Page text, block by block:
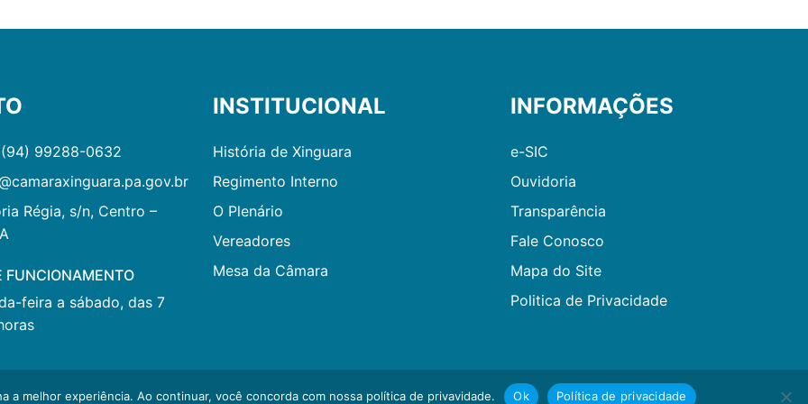
99288-0632
Régia, s/n, Centro –
FUNCIONAMENTO
feira a sábado, das 7
INSTITUCIONAL
História de Xinguara
Regimento Interno
O Plenário
Vereadores
Mesa da Câmara
INFORMAÇÕES
e-SIC
Ouvidoria
Transparência
Fale Conosco
Mapa do Site
Politica de Privacidade
a melhor experiência. Ao continuar, você concorda com nossa política de privavidade. Ok Política de privacidade